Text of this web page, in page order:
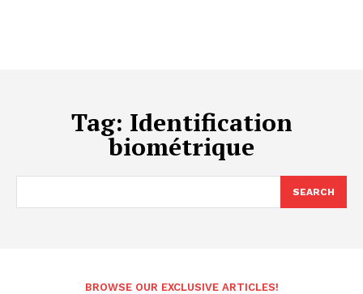
Tag: Identification
biométrique
SEARCH
BROWSE OUR EXCLUSIVE ARTICLES!